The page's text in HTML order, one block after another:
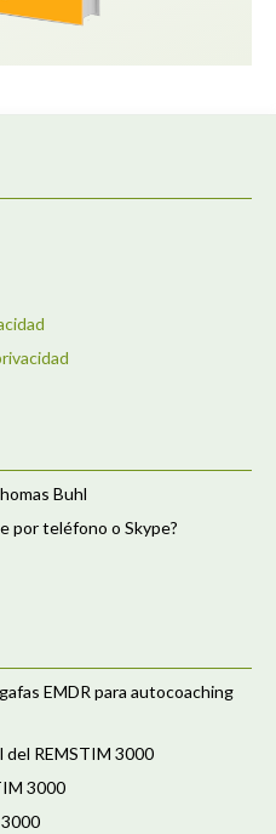
Buhl
por teléfono o Skype?
EMDR para autocoaching
del REMSTIM 3000
3000